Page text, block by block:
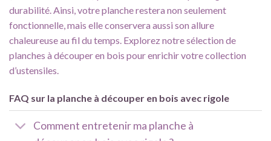
durabilité. Ainsi, votre planche restera non seulement
fonctionnelle, mais elle conservera aussi son allure
chaleureuse au fil du temps. Exploreznotre sélection de
planches à découper en bois pour enrichir votre collection
d’ustensiles.
FAQ sur la planche à découper en bois avec rigole
Comment entretenir ma planche à